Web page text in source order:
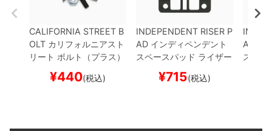
CALIFORNIA STREET B
OLT カリフォルニアスト
リート ボルト（プラス）
7/8、1、1-1/8、1-1/4、
PHILLIPSBLACK
¥440(税込)
INDEPENDENT RISER P
AD インディペンデント
スペースパッド ライザー
パッド 2枚入り
S・SUMMIT黒1/8イン
¥715(税込)
AD
スペー